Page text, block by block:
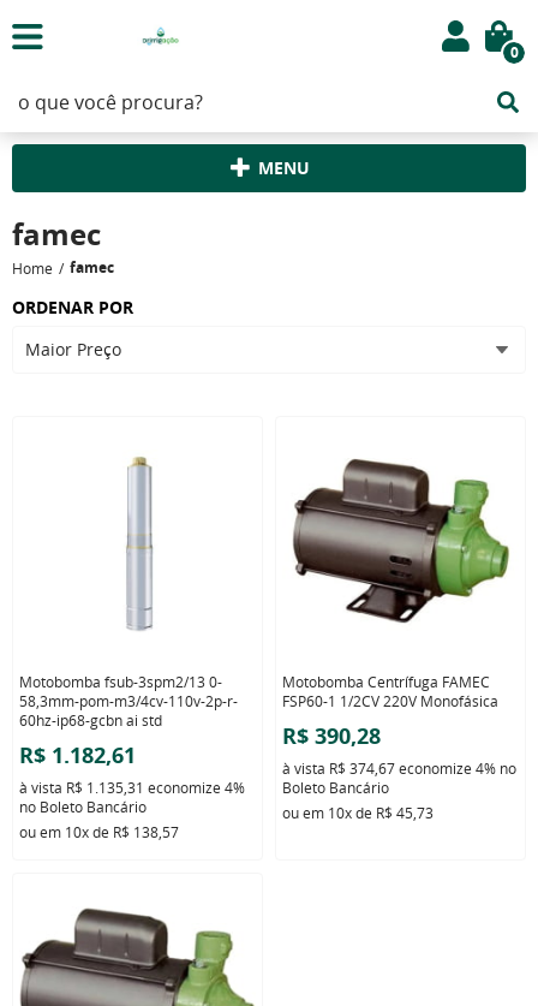
0
MENU
famec
Home famec
ORDENAR POR
Maior Preço
Motobomba fsub-3spm2/13 0-
58,3mm-pom-m3/4cv-110v-2p-r-
60hz-ip68-gcbn ai std
R$ 1.182,61
à vista R$ 1.135,31 economize 4%
no Boleto Bancário
ou em 10xde R$ 138,57
Motobomba Centrífuga FAMEC
FSP60-1 1/2CV 220V Monofásica
R$ 390,28
à vista R$ 374,67economize 4% no
Boleto Bancário
ou em 10xde R$ 45,73